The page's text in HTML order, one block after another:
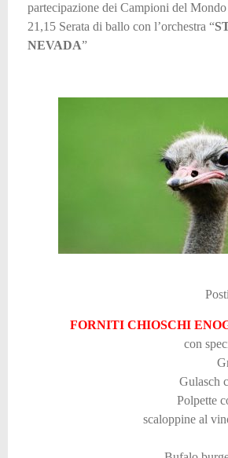
partecipazione dei Campioni del
21,15 Serata di ballo con l’orchestra “
NEVADA”
FORNITI CHIOSCHI
con
Gulasch
Polpette
scaloppine al